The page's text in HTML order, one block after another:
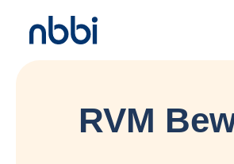
RVM